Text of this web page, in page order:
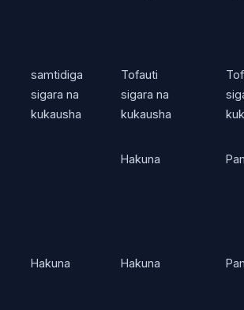
samtidiga
sigara na
kukausha
Tofauti
sigara na
kukausha
Hakuna
Hakuna Hakuna